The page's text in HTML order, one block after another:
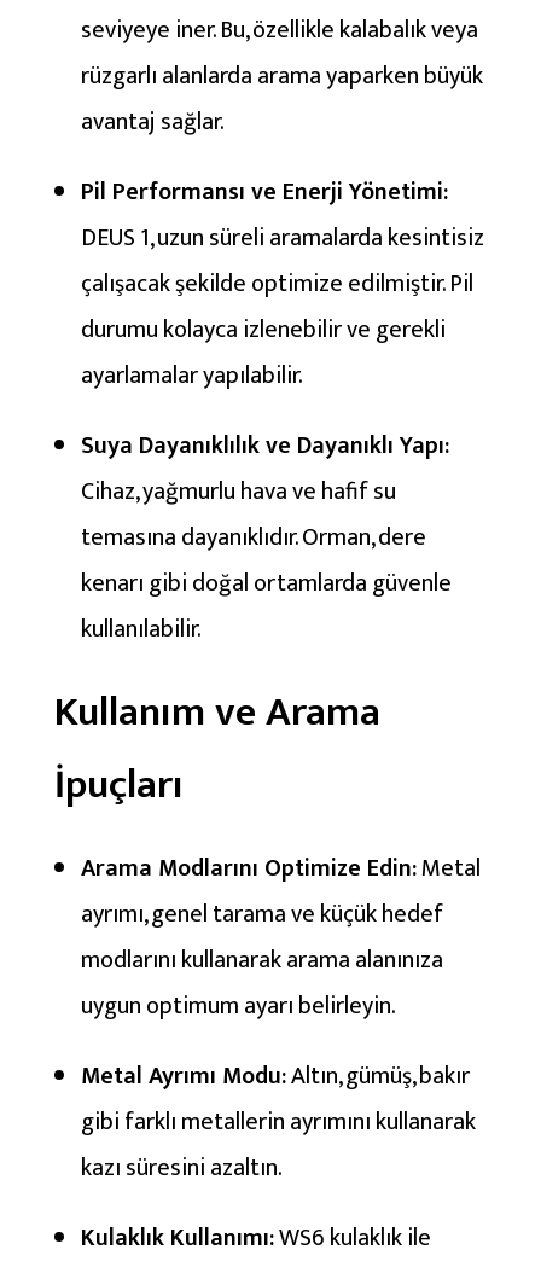
seviyeye iner. Bu, özellikle kalabalık veya
rüzgarlı alanlarda arama yaparken büyük
avantaj sağlar.
Pil Performansı ve Enerji Yönetimi:
DEUS 1, uzun süreli aramalarda kesintisiz
çalışacak şekilde optimize edilmiştir. Pil
durumu kolayca izlenebilir ve gerekli
ayarlamalar yapılabilir.
Suya Dayanıklılık ve Dayanıklı Yapı:
Cihaz, yağmurlu hava ve hafif su
temasına dayanıklıdır. Orman, dere
kenarı gibi doğal ortamlarda güvenle
kullanılabilir.
Kullanım ve Arama
İpuçları
Arama Modlarını Optimize Edin:Metal
ayrımı, genel tarama ve küçük hedef
modlarını kullanarak arama alanınıza
uygun optimum ayarı belirleyin.
Metal Ayrımı Modu:Altın, gümüş, bakır
gibi farklı metallerin ayrımını kullanarak
kazı süresini azaltın.
Kulaklık Kullanımı:WS6 kulaklık ile